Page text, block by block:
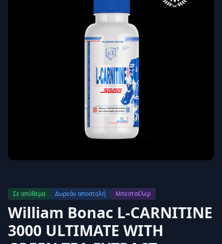
Σε απόθεμα Δωρεάν αποστολή Μπεστσέλερ
William Bonac L-CARNITINE
3000 ULTIMATE WITH
Δεν έχετε λογαριασμό; Εγγραφείτε εδώ